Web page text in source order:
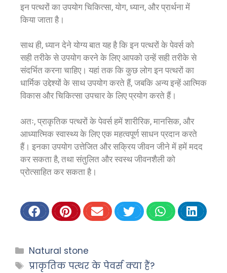
इन पत्थरों का उपयोग चिकित्सा, योग, ध्यान, और प्रार्थना में
किया जाता है।
साथ ही, ध्यान देने योग्य बात यह है कि इन पत्थरों के पेवर्स को
सही तरीके से उपयोग करने के लिए आपको उन्हें सही तरीके से
संदर्भित करना चाहिए। यहां तक ​​कि कुछ लोग इन पत्थरों का
धार्मिक उद्देश्यों के साथ उपयोग करते हैं, जबकि अन्य इन्हें आत्मिक
विकास और चिकित्सा उपचार के लिए प्रयोग करते हैं।
अतः, प्राकृतिक पत्थरों के पेवर्स हमें शारीरिक, मानसिक, और
आध्यात्मिक स्वास्थ्य के लिए एक महत्वपूर्ण साधन प्रदान करते
हैं। इनका उपयोग उत्तेजित और सक्रिय जीवन जीने में हमें मदद
कर सकता है, तथा संतुलित और स्वस्थ जीवनशैली को
प्रोत्साहित कर सकता है।
Natural stone
प्राकृतिक पत्थर के पेवर्स क्या हैं?